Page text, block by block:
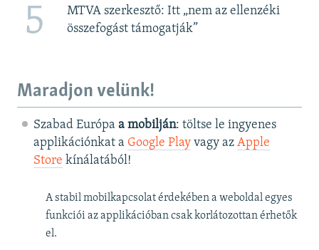
5
MTVA szerkesztő: Itt „nem az ellenzéki
összefogást támogatják”
Maradjon velünk!
Szabad Európa a mobilján: töltse le ingyenes
applikációnkat a Google Playvagy az Apple
Store kínálatából!
A stabil mobilkapcsolat érdekében a weboldal egyes
funkciói az applikációban csak korlátozottan érhetők
el.